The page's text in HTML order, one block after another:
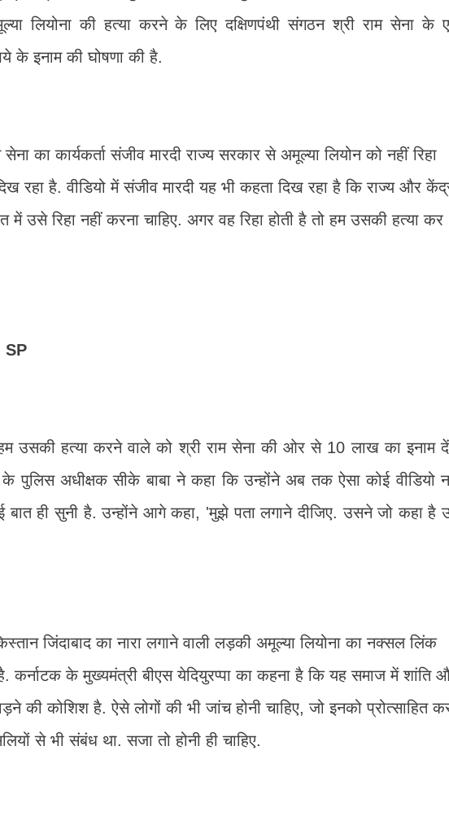
लियोना की हत्या करने के लिए दक्षिणपंथी संगठन श्री राम सेना के
के इनाम की घोषणा की है.
का कार्यकर्ता संजीव मारदी राज्य सरकार से अमूल्या लियोन को नहीं रिहा
रहा है. वीडियो में संजीव मारदी यह भी कहता दिख रहा है कि राज्य और
में उसे रिहा नहीं करना चाहिए. अगर वह रिहा होती है तो हम उसकी हत्या कर
SP
उसकी हत्या करने वाले को श्री राम सेना की ओर से 10 लाख का इनाम
पुलिस अधीक्षक सीके बाबा ने कहा कि उन्होंने अब तक ऐसा कोई वीडियो
बात ही सुनी है. उन्होंने आगे कहा, 'मुझे पता लगाने दीजिए. उसने जो कहा है
जिंदाबाद का नारा लगाने वाली लड़की अमूल्या लियोना का नक्सल लिंक
है. कर्नाटक के मुख्यमंत्री बीएस येदियुरप्पा का कहना है कि यह समाज में शांति
की कोशिश है. ऐसे लोगों की भी जांच होनी चाहिए, जो इनको प्रोत्साहित
से भी संबंध था. सजा तो होनी ही चाहिए.